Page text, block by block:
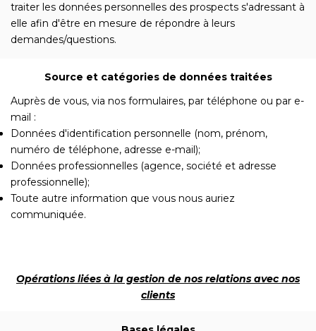
traiter les données personnelles des prospects s'adressant à
elle afin d'être en mesure de répondre à leurs
demandes/questions.
Source et catégories de données traitées
Auprès de vous, via nos formulaires, par téléphone ou par e-
mail :
Données d'identification personnelle (nom, prénom,
numéro de téléphone, adresse e-mail);
Données professionnelles (agence, société et adresse
professionnelle);
Toute autre information que vous nous auriez
communiquée.
Opérations liées à la gestion de nos relations avec nos
clients